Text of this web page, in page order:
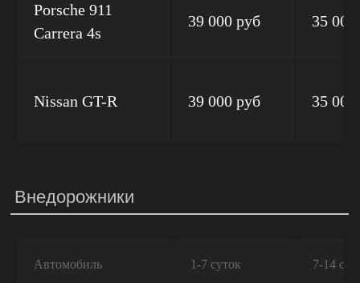
Porsche 911
Carrera 4s
39 000 руб 35 000
Nissan GT-R 39 000 руб 35 000
Внедорожники
Автомобиль 1-7 суток 7-14